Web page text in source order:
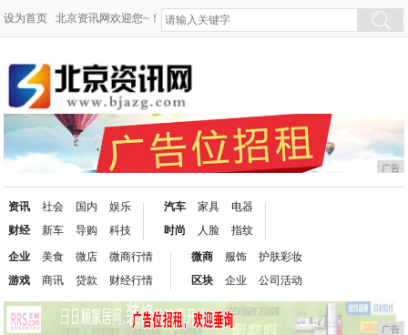
设为首页 北京资讯网欢迎您~！
广告
资讯
财经
社会
新车
国内
导购
娱乐
科技
汽车
时尚
家具
人脸
电器
指纹
企业
游戏
美食
商讯
微店
贷款
微商行情
财经行情
微商
区块
服饰
企业
护肤彩妆
公司活动
广告